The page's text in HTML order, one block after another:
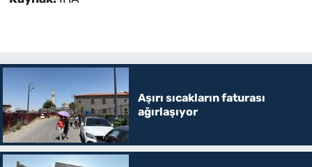
Aşırı sıcakların faturası
ağırlaşıyor